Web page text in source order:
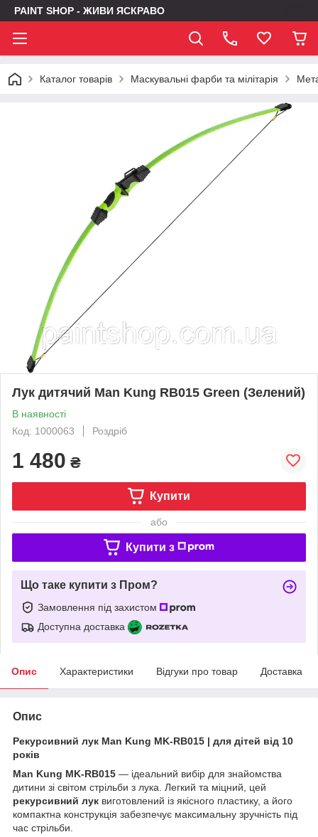
PAINT SHOP - ЖИВИ ЯСКРАВО
Каталог товарів Маскувальні фарби та мілітарія
Лук дитячий Man Kung RB015 Green (Зелений)
В наявності
Код: 1000063
Роздріб
1 480 ₴
Купити
або
Купити з
Що таке купити з Пром?
Замовлення під захистом
Доступна доставка
Опис Характеристики Відгуки про товар Доставка
Опис
Рекурсивний лук Man Kung MK-RB015 | для дітей від 10
років
Man Kung MK-RB015 — ідеальний вибір для знайомства
дитини зі світом стрільби з лука. Легкий та міцний, цей
рекурсивний лук виготовлений із якісного пластику, а його
компактна конструкція забезпечує максимальну зручність під
час стрільби.